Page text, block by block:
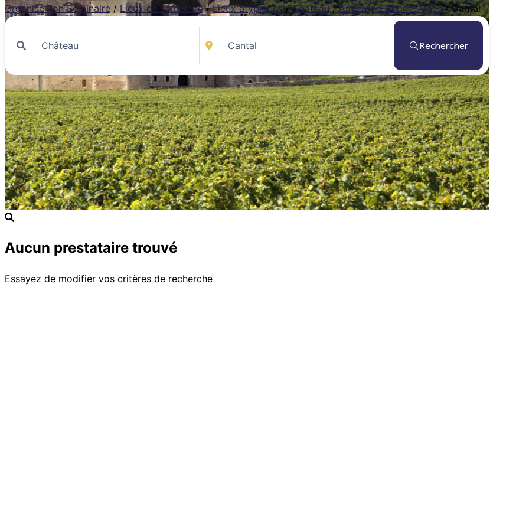
Organise Ton Séminaire / Lieux de séminaire / Lieux atypiques / Château / Auvergne-Rhône-Alpes / Cantal
Rechercher
Aucun prestataire trouvé
Essayez de modifier vos critères de recherche